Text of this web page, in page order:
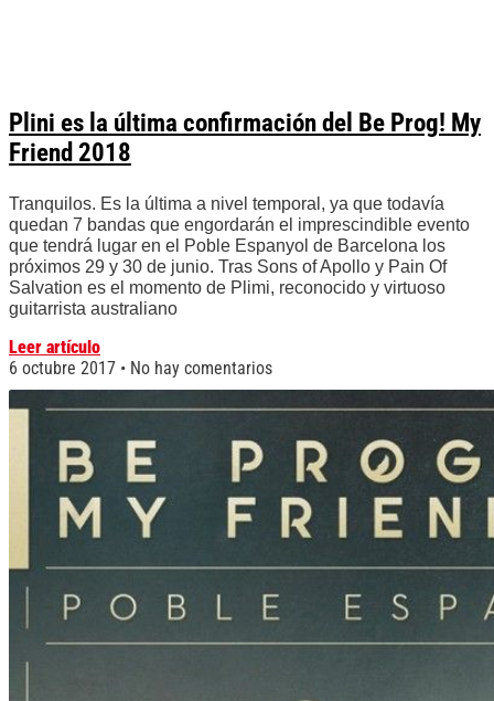
Plini es la última confirmación del Be Prog! My
Friend 2018
Tranquilos. Es la última a nivel temporal, ya que todavía
quedan 7 bandas que engordarán el imprescindible evento
que tendrá lugar en el Poble Espanyol de Barcelona los
próximos 29 y 30 de junio. Tras Sons of Apollo y Pain Of
Salvation es el momento de Plimi, reconocido y virtuoso
guitarrista australiano
Leer artículo
6 octubre 2017
No hay comentarios